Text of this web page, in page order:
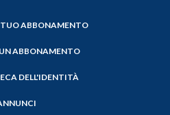
TUO ABBONAMENTO
ABBONAMENTO
DELL'IDENTITÀ